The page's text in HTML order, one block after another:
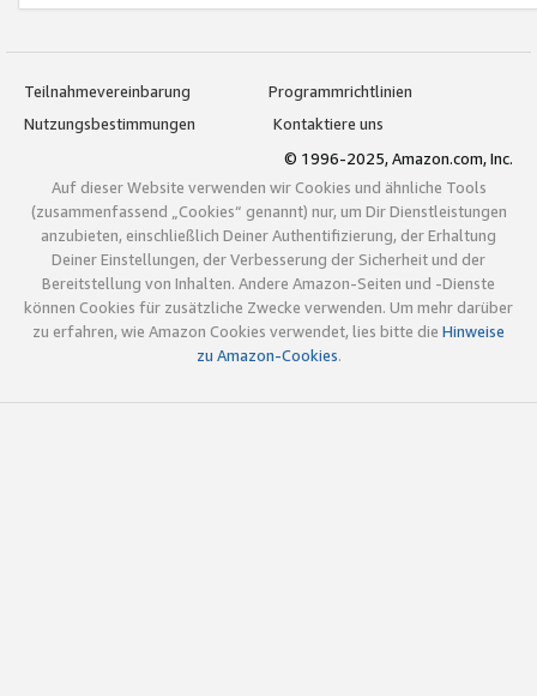
Teilnahmevereinbarung
Programmrichtlinien
Nutzungsbestimmungen
Kontaktiere uns
© 1996-2025, Amazon.com, Inc.
Auf dieser Website verwenden wir Cookies und ähnliche Tools
(zusammenfassend „Cookies“ genannt) nur, um Dir Dienstleistungen
anzubieten, einschließlich Deiner Authentifizierung, der Erhaltung
Deiner Einstellungen, der Verbesserung der Sicherheit und der
Bereitstellung von Inhalten. Andere Amazon-Seiten und -Dienste
können Cookies für zusätzliche Zwecke verwenden. Um mehr darüber
zu erfahren, wie Amazon Cookies verwendet, lies bitte die Hinweise
zu Amazon-Cookies.